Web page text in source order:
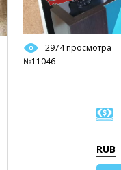
2974 просмотра
№11046
RUB